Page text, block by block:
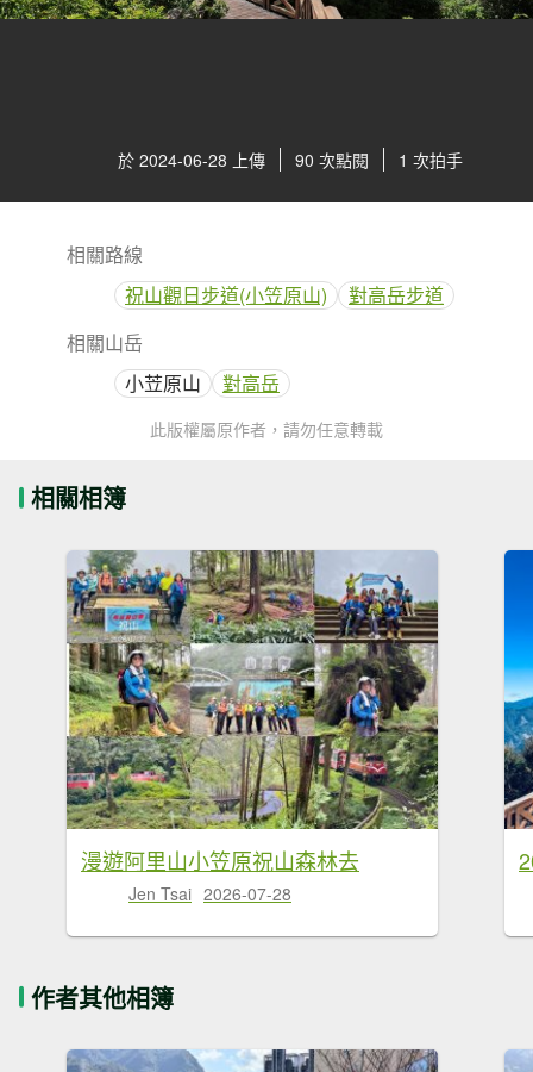
於 2024-06-28 上傳 90 次點閱 1 次拍手
相關路線
祝山觀日步道(小笠原山)
對高岳步道
相關山岳
小苙原山
對高岳
此版權屬原作者，請勿任意轉載
相關相簿
漫遊阿里山小笠原祝山森林去
Jen Tsai 2026-07-28
作者其他相簿